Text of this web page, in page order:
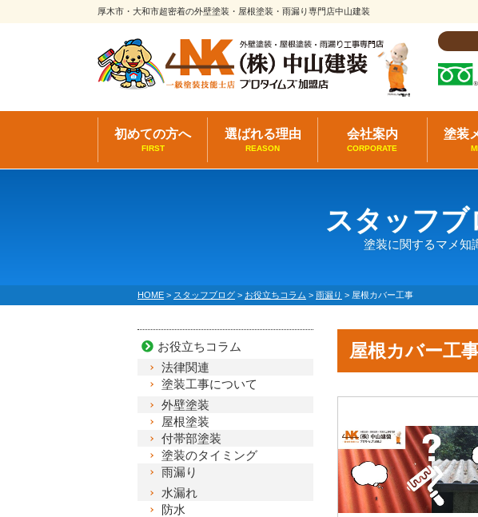
厚木市・大和市超密着の外壁塗装・屋根塗装・雨漏り専門店中山建装
初めての方へ
FIRST
選ばれる理由
REASON
会社案内
CORPORATE
塗装
スタッフ
塗装に関するマメ知
HOME > スタッフブログ > お役立ちコラム > 雨漏り > 屋根カバー工事
屋根カバー工
お役立ちコラム
法律関連
塗装工事について
外壁塗装
屋根塗装
付帯部塗装
塗装のタイミング
雨漏り
水漏れ
防水